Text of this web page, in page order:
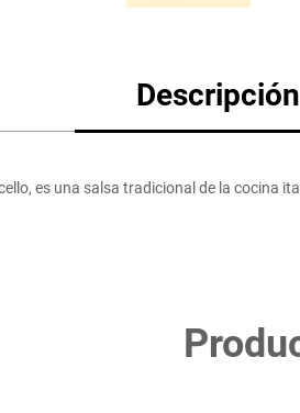
Descripción
es una salsa tradicional de la cocina